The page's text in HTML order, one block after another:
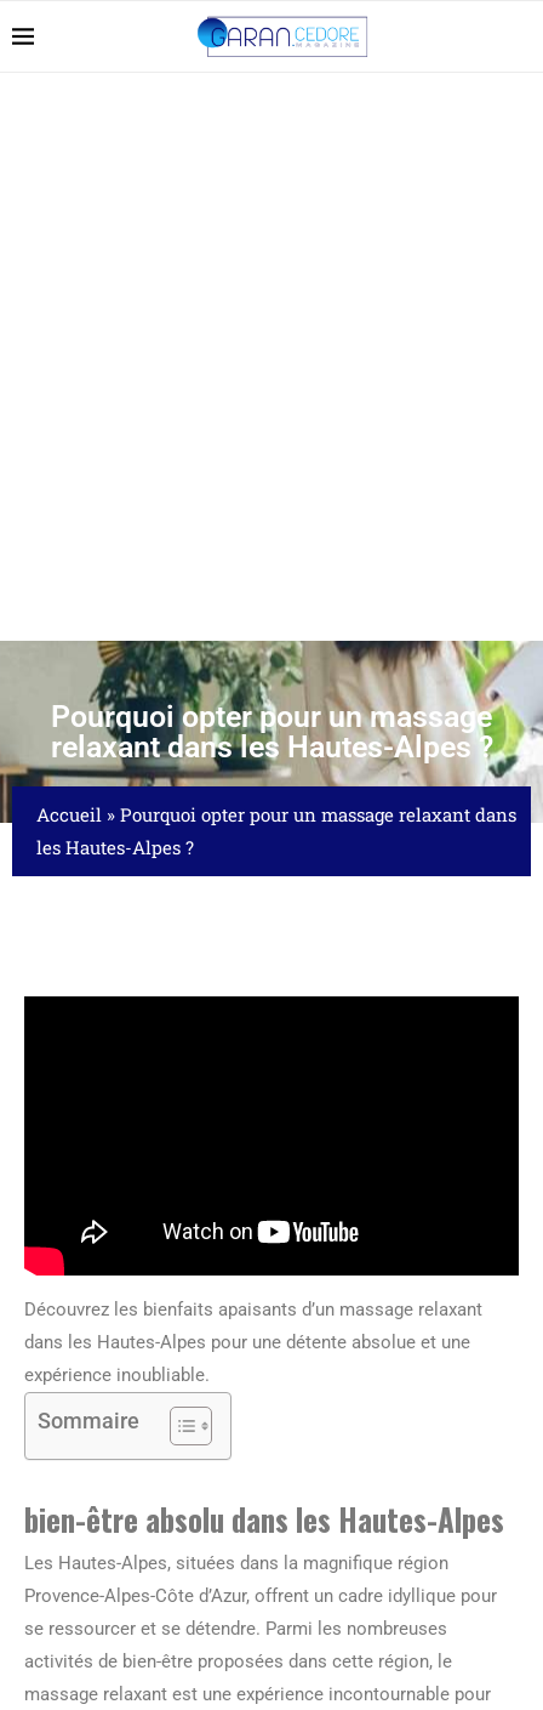
Pourquoi opter pour un massage
relaxant dans les Hautes-Alpes ?
Accueil » Pourquoi opter pour un massage relaxant dans
les Hautes-Alpes ?
Découvrez les bienfaits apaisants d’un massage relaxant
dans les Hautes-Alpes pour une détente absolue et une
expérience inoubliable.
Sommaire
bien-être absolu dans les Hautes-Alpes
Les Hautes-Alpes, situées dans la magnifique région
Provence-Alpes-Côte d’Azur, offrent un cadre idyllique pour
se ressourcer et se détendre. Parmi les nombreuses
activités de bien-être proposées dans cette région, le
massage relaxant est une expérience incontournable pour